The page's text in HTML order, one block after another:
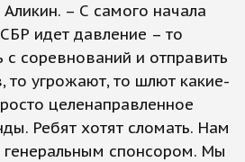
– С самого начала
идет давление – то
с соревнований и отправить
то угро­жают, то шлют какие-
целенаправленное
Ребят хотят сломать. Нам
генеральным спонсором. Мы